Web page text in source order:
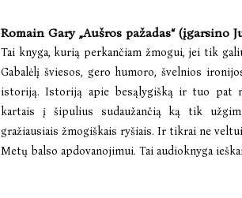
Romain Gary „Aušros pažadas“ (įgarsino
Tai knyga, kurią perkančiam žmogui, jei tik
Gabalėlį šviesos, gero humoro, švelnios
istoriją. Istoriją apie besąlygišką ir tuo pat
kartais į šipulius sudaužančią ką tik
gražiausiais žmogiškais ryšiais. Ir tikrai ne veltui
Metų balso apdovanojimui. Tai audioknyga